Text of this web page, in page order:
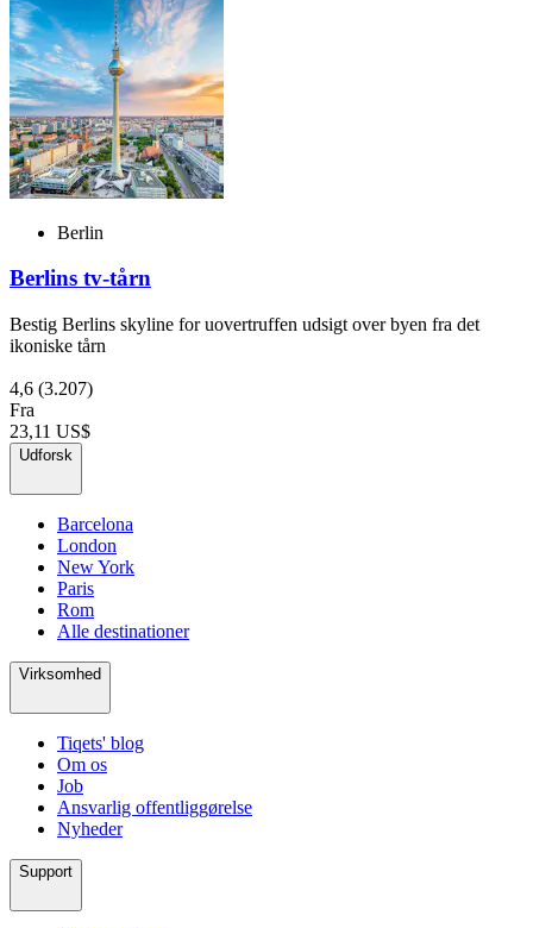
Berlin
Berlins tv-tårn
Bestig Berlins skyline for uovertruffen udsigt over byen fra det
ikoniske tårn
4,6 (3.207)
Fra
23,11 US$
Udforsk
Barcelona
London
New York
Paris
Rom
Alle destinationer
Virksomhed
Tiqets' blog
Om os
Job
Ansvarlig offentliggørelse
Nyheder
Support